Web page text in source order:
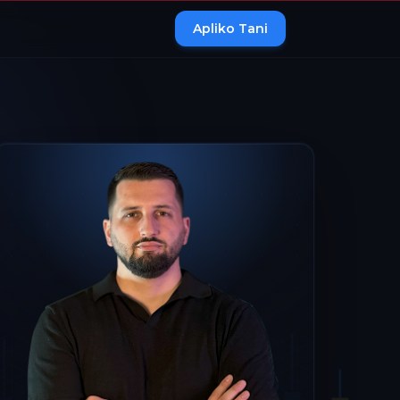
Apliko Tani